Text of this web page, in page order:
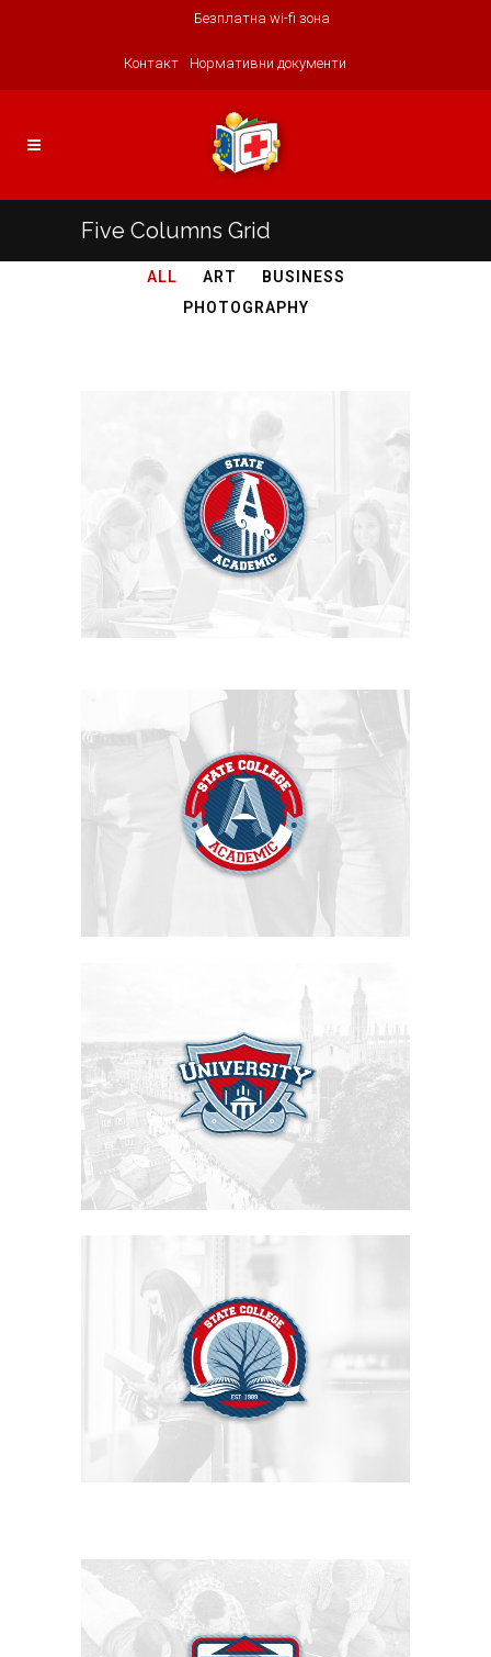
Безплатна wi-fi зона
Контакт Нормативни документи
Five Columns Grid
ALL ART
BUSINESS
PHOTOGRAPHY